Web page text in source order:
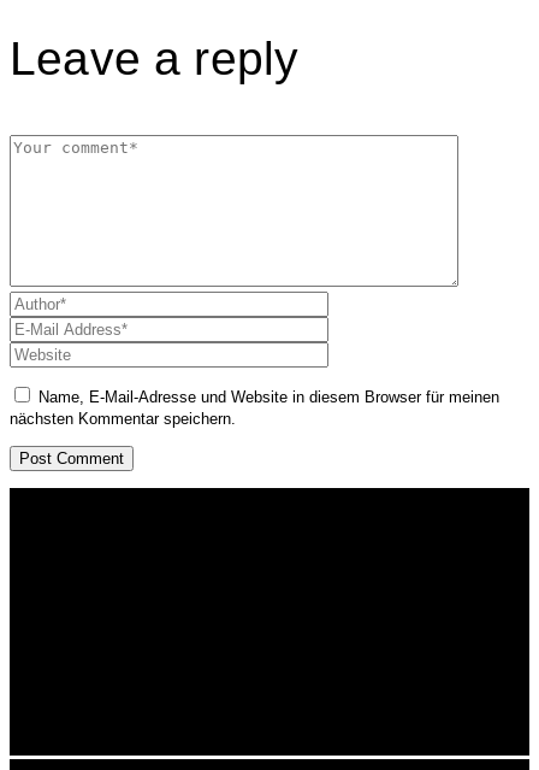
Leave a reply
Name, E-Mail-Adresse und Website in diesem Browser für meinen
nächsten Kommentar speichern.